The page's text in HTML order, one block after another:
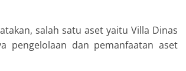
salah satu aset yaitu Villa Dinas
pengelolaan dan pemanfaatan aset